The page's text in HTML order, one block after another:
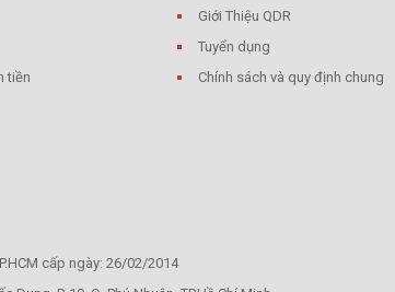
tiền
Giới Thiệu QDR
Tuyển dụng
Chính sách và quy định chung
cấp ngày: 26/02/2014